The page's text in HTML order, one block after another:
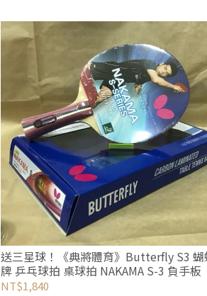
送三星球！《典將體育》Butterfly S3 蝴
牌 乒乓球拍 桌球拍 NAKAMA S-3 負手板
NT$1,840